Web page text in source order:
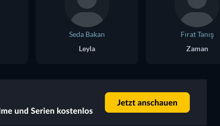
Seda Bakan
Leyla
Fırat Tanış
Zaman